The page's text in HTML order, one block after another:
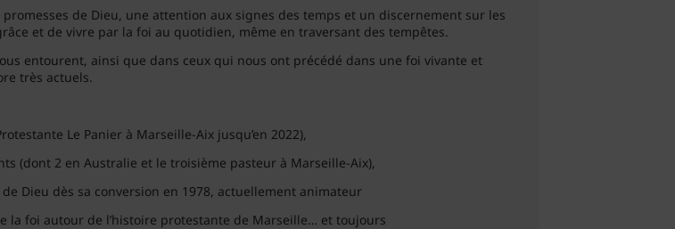
de Dieu, une attention aux signes des temps et un discernement sur les
et de vivre par la foi au quotidien, même en traversant des tempêtes.
entourent, ainsi que dans ceux qui nous ont précédé dans une foi vivante et
très actuels.
Le Panier à Marseille-Aix jusqu’en 2022),
(dont 2 en Australie et le troisième pasteur à Marseille-Aix),
Dieu dès sa conversion en 1978, actuellement animateur
la foi autour de l’histoire protestante de Marseille… et toujours